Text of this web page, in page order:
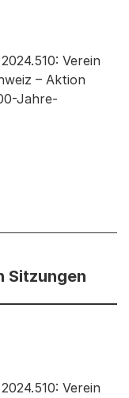
Verein
– Aktion
Jahre-
Sitzungen
Informationen
Verein